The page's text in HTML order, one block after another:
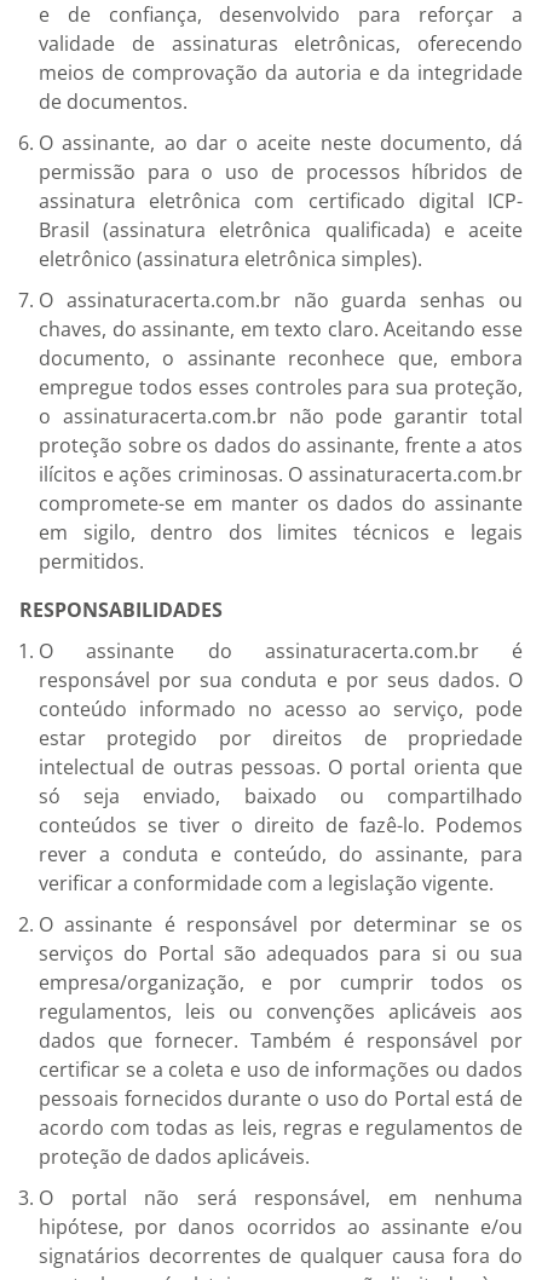
e de confiança, desenvolvido para reforçar a
validade de assinaturas eletrônicas, oferecendo
meios de comprovação da autoria e da integridade
de documentos.
O assinante, ao dar o aceite neste documento, dá
permissão para o uso de processos híbridos de
assinatura eletrônica com certificado digital ICP-
Brasil (assinatura eletrônica qualificada) e aceite
eletrônico (assinatura eletrônica simples).
O assinaturacerta.com.br não guarda senhas ou
chaves, do assinante, em texto claro. Aceitando esse
documento, o assinante reconhece que, embora
empregue todos esses controles para sua proteção,
o assinaturacerta.com.br não pode garantir total
proteção sobre os dados do assinante, frente a atos
ilícitos e ações criminosas. O assinaturacerta.com.br
compromete-se em manter os dados do assinante
em sigilo, dentro dos limites técnicos e legais
permitidos.
RESPONSABILIDADES
O assinante do assinaturacerta.com.br é
responsável por sua conduta e por seus dados. O
conteúdo informado no acesso ao serviço, pode
estar protegido por direitos de propriedade
intelectual de outras pessoas. O portal orienta que
só seja enviado, baixado ou compartilhado
conteúdos se tiver o direito de fazê-lo. Podemos
rever a conduta e conteúdo, do assinante, para
verificar a conformidade com a legislação vigente.
O assinante é responsável por determinar se os
serviços do Portal são adequados para si ou sua
empresa/organização, e por cumprir todos os
regulamentos, leis ou convenções aplicáveis aos
dados que fornecer. Também é responsável por
certificar se a coleta e uso de informações ou dados
pessoais fornecidos durante o uso do Portal está de
acordo com todas as leis, regras e regulamentos de
proteção de dados aplicáveis.
O portal não será responsável, em nenhuma
hipótese, por danos ocorridos ao assinante e/ou
signatários decorrentes de qualquer causa fora do